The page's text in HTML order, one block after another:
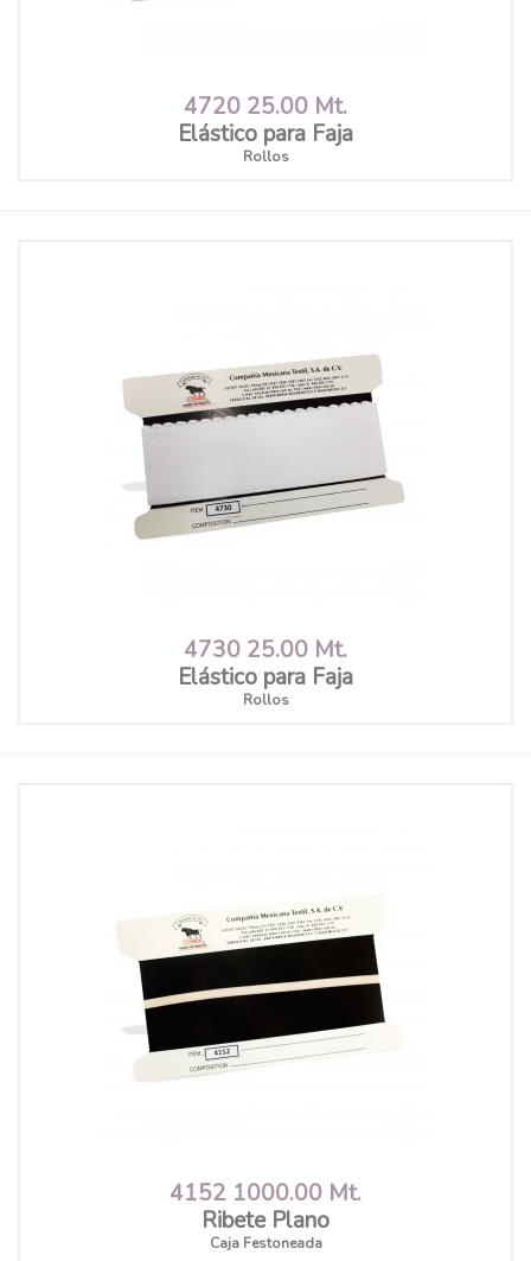
4720 25.00 Mt.
Elástico para Faja
Rollos
4730 25.00 Mt.
Elástico para Faja
Rollos
4152 1000.00 Mt.
Ribete Plano
Caja Festoneada